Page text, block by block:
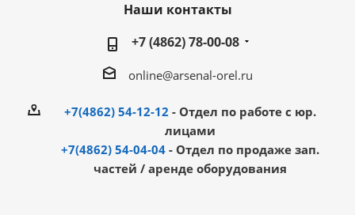
Наши контакты
+7 (4862) 78-00-08
online@arsenal-orel.ru
+7(4862) 54-12-12 - Отдел по работе с юр.
лицами
+7(4862) 54-04-04 - Отдел по продаже зап.
частей / аренде оборудования